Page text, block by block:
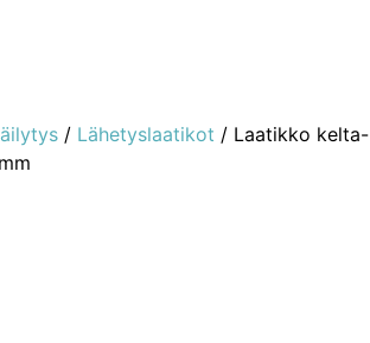
/ Lähetyslaatikot / Laatikko kelta-